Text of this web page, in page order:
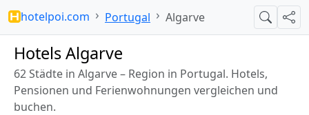
hotelpoi.com Portugal Algarve Suche
Hotels Algarve
62 Städte in Algarve – Region in Portugal. Hotels,
Pensionen und Ferienwohnungen vergleichen und
buchen.